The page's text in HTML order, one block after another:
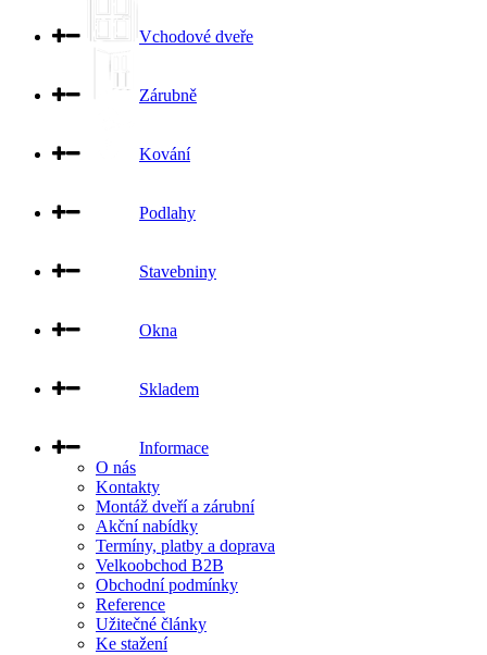
Vchodové dveře
Zárubně
Kování
Podlahy
Stavebniny
Okna
Skladem
Informace
O nás
Kontakty
Montáž dveří a zárubní
Akční nabídky
Termíny, platby a doprava
Velkoobchod B2B
Obchodní podmínky
Reference
Užitečné články
Ke stažení